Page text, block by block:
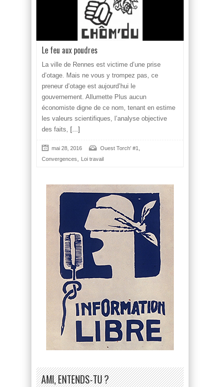
Le feu aux poudres
La ville de Rennes est victime d’une prise
d’otage. Mais ne vous y trompez pas, ce
preneur d’otage est aujourd’hui le
gouvernement. Allumette Plus aucun
économiste digne de ce nom, tenant en estime
les valeurs scientifiques, l’analyse objective
des faits,
[...]
mai 28, 2016 Ouest Torch' #1
Convergences Loi travail
AMI, ENTENDS-TU ?